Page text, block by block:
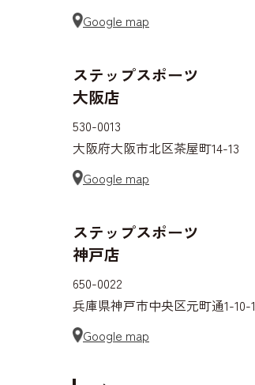
Google map
ステップスポーツ
大阪店
530-0013
大阪府大阪市北区茶屋町14-13
Google map
ステップスポーツ
神戸店
650-0022
兵庫県神戸市中央区元町通1-10-1
Google map